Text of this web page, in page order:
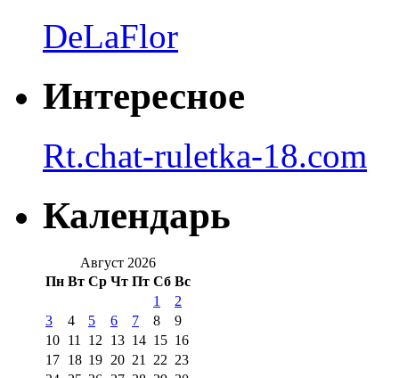
DeLaFlor
Интересное
Rt.chat-ruletka-18.com
Календарь
Август 2026
Пн Вт Ср Чт Пт Сб Вс
1
2
3
4 5 6 7 8
9
10 11 12 13 14 15 16
17 18 19 20 21 22 23